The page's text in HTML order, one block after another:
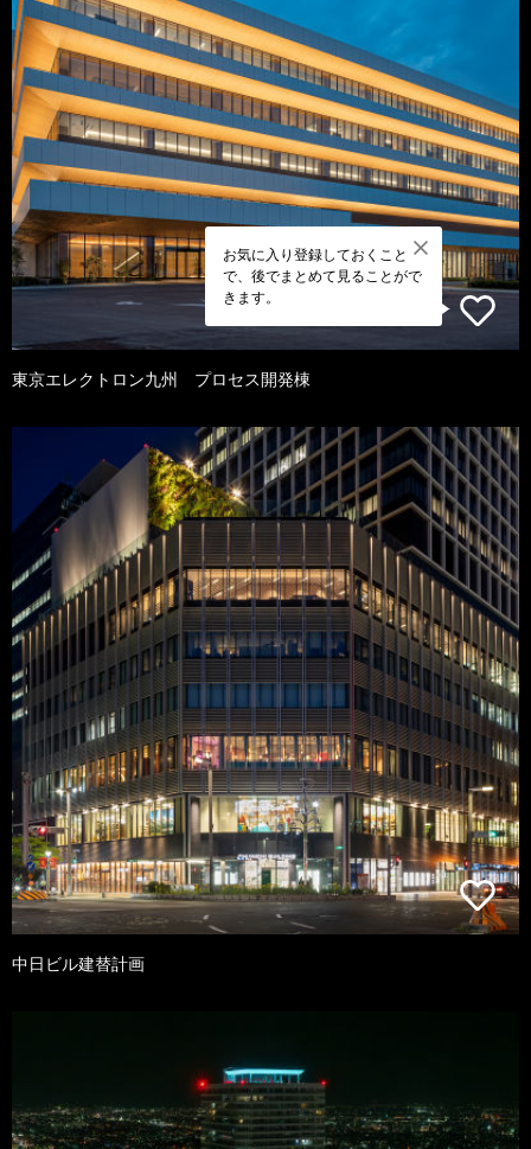
お気に入り登録しておくこと
で、後でまとめて見ることがで
きます。
東京エレクトロン九州 プロセス開発棟
中日ビル建替計画